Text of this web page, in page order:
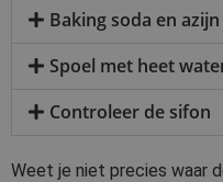
Baking soda en azijn
Spoel met heet
Controleer de sifon
Weet je niet precies waar